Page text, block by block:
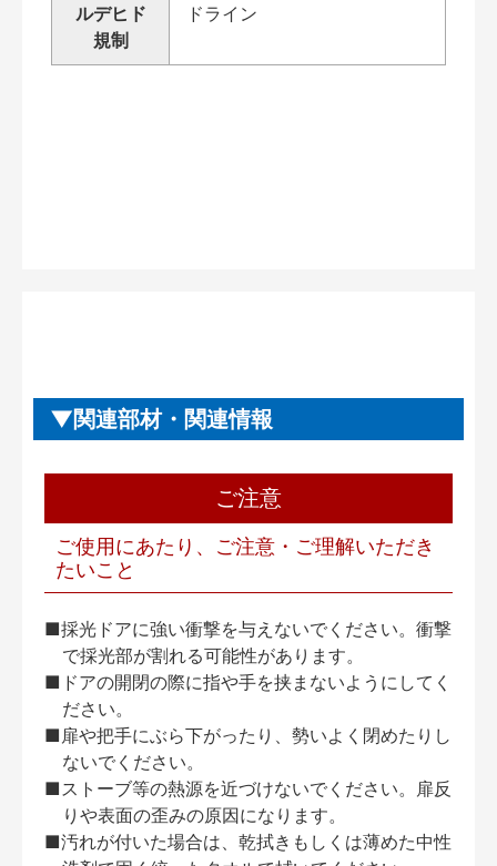
ルデヒド
規制
ドライン
関連部材・関連情報
ご注意
ご使用にあたり、ご注意・ご理解いただき
たいこと
■採光ドアに強い衝撃を与えないでください。衝撃
で採光部が割れる可能性があります。
■ドアの開閉の際に指や手を挟まないようにしてく
ださい。
■扉や把手にぶら下がったり、勢いよく閉めたりし
ないでください。
■ストーブ等の熱源を近づけないでください。扉反
りや表面の歪みの原因になります。
■汚れが付いた場合は、乾拭きもしくは薄めた中性